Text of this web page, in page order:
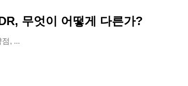
무엇이 어떻게 다른가?
, ...